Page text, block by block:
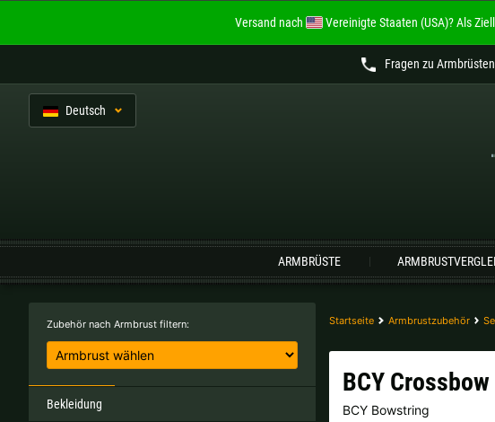
Deutsch
ARMBRÜSTE
Zubehör nach Armbrust filtern:
Bekleidung
Startseite Armbrustzubehör
BCY
BCY Bowstring
Belgien |€ Bulgarien |лв
Italien | € kn
Portugal |€ Schweden |
Tschechien |
Versand nach Vereinigte Staaten (USA)?Als
Fragen zu